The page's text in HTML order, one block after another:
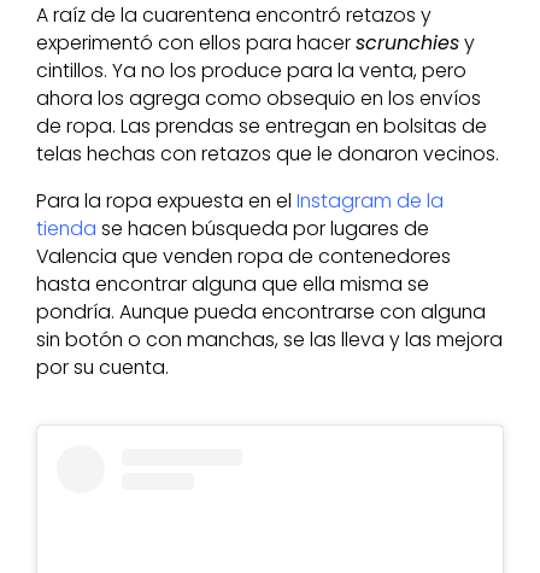
A raíz de la cuarentena encontró retazos y
experimentó con ellos para hacerscrunchiesy
cintillos. Ya no los produce para la venta, pero
ahora los agrega como obsequio en los envíos
de ropa. Las prendas se entregan en bolsitas de
telas hechas con retazos que le donaron vecinos.
Para la ropa expuesta en el Instagram de la
tienda se hacen búsqueda por lugares de
Valencia que venden ropa de contenedores
hasta encontrar alguna que ella misma se
pondría. Aunque pueda encontrarse con alguna
sin botón o con manchas, se las lleva y las mejora
por su cuenta.